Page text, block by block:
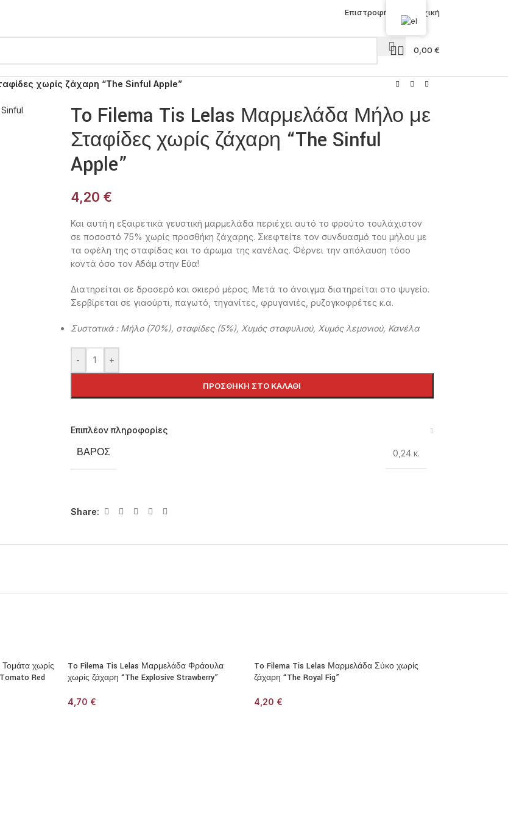
Επιστροφή στην Αρχική
0,00 €
χωρίς ζάχαρη “The Sinful Apple”
To Filema Tis Lelas Μαρμελάδα Μήλο με
Σταφίδες χωρίς ζάχαρη “The Sinful
Apple”
4,20 €
Και αυτή η εξαιρετικά γευστική μαρμελάδα περιέχει αυτό το φρούτο τουλάχιστον
σε ποσοστό 75% χωρίς προσθήκη ζάχαρης. Σκεφτείτε τον συνδυασμό του μήλου με
τα οφέλη της σταφίδας και το άρωμα της κανέλας. Φέρνει την απόλαυση τόσο
κοντά όσο τον Αδάμ στην Εύα!
Διατηρείται σε δροσερό και σκιερό μέρος. Μετά το άνοιγμα διατηρείται στο ψυγείο.
Σερβίρεται σε γιαούρτι, παγωτό, τηγανίτες, φρυγανιές, ρυζογκοφρέτες κ.α.
Συστατικά : Μήλο (70%), σταφίδες (5%), Χυμός σταφυλιού, Χυμός λεμονιού, Κανέλα
- +
ΠΡΟΣΘΉΚΗ ΣΤΟ ΚΑΛΆΘΙ
Επιπλέον πληροφορίες
ΒΆΡΟΣ 0,24 κ.
Share:
χωρίς
Red
To Filema Tis Lelas Μαρμελάδα Φράουλα
χωρίς ζάχαρη “The Explosive Strawberry”
4,70 €
To Filema Tis Lelas Μαρμελάδα Σύκο χωρίς
ζάχαρη “The Royal Fig”
4,20 €